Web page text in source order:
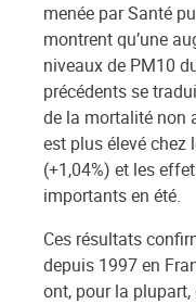
menée par Santé
montrent qu’une
niveaux de PM10
précédents se
de la mortalité non
est plus élevé chez
(+1,04%) et les
importants en été.
Ces résultats
depuis 1997 en
ont, pour la